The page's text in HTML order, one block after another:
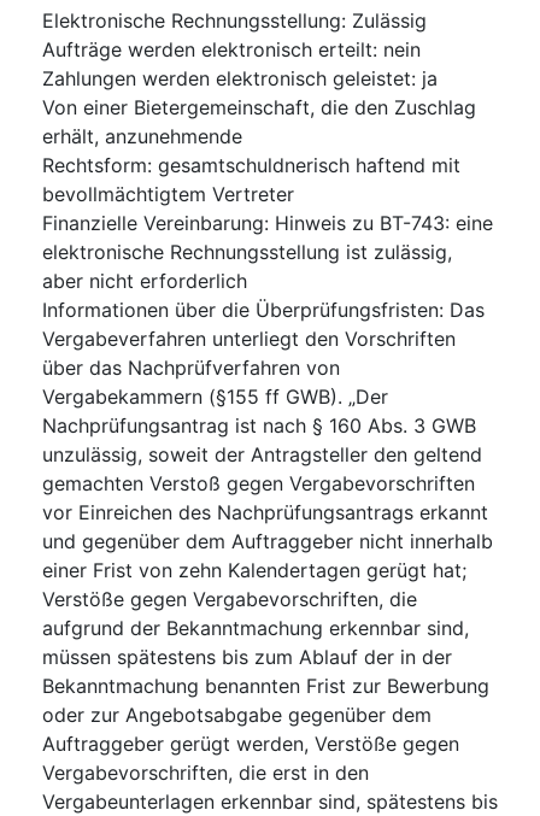
Elektronische Rechnungsstellung: Zulässig
Aufträge werden elektronisch erteilt: nein
Zahlungen werden elektronisch geleistet: ja
Von einer Bietergemeinschaft, die den Zuschlag
erhält, anzunehmende
Rechtsform: gesamtschuldnerisch haftend mit
bevollmächtigtem Vertreter
Finanzielle Vereinbarung: Hinweis zu BT-743: eine
elektronische Rechnungsstellung ist zulässig,
aber nicht erforderlich
Informationen über die Überprüfungsfristen: Das
Vergabeverfahren unterliegt den Vorschriften
über das Nachprüfverfahren von
Vergabekammern (§155 ff GWB). „Der
Nachprüfungsantrag ist nach § 160 Abs. 3 GWB
unzulässig, soweit der Antragsteller den geltend
gemachten Verstoß gegen Vergabevorschriften
vor Einreichen des Nachprüfungsantrags erkannt
und gegenüber dem Auftraggeber nicht innerhalb
einer Frist von zehn Kalendertagen gerügt hat;
Verstöße gegen Vergabevorschriften, die
aufgrund der Bekanntmachung erkennbar sind,
müssen spätestens bis zum Ablauf der in der
Bekanntmachung benannten Frist zur Bewerbung
oder zur Angebotsabgabe gegenüber dem
Auftraggeber gerügt werden, Verstöße gegen
Vergabevorschriften, die erst in den
Vergabeunterlagen erkennbar sind, spätestens bis